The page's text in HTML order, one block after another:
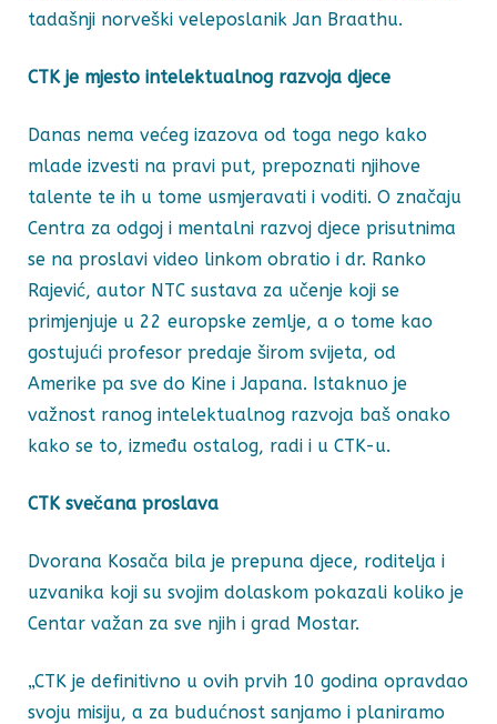
tadašnji norveški veleposlanik Jan Braathu.
CTK je mjesto intelektualnog razvoja djece
Danas nema većeg izazova od toga nego kako
mlade izvesti na pravi put, prepoznati njihove
talente te ih u tome usmjeravati i voditi. O značaju
Centra za odgoj i mentalni razvoj djece prisutnima
se na proslavi video linkom obratio i dr. Ranko
Rajević, autor NTC sustava za učenje koji se
primjenjuje u 22 europske zemlje, a o tome kao
gostujući profesor predaje širom svijeta, od
Amerike pa sve do Kine i Japana. Istaknuo je
važnost ranog intelektualnog razvoja baš onako
kako se to, između ostalog, radi i u CTK-u.
CTK svečana proslava
Dvorana Kosača bila je prepuna djece, roditelja i
uzvanika koji su svojim dolaskom pokazali koliko je
Centar važan za sve njih i grad Mostar.
„CTK je definitivno u ovih prvih 10 godina opravdao
svoju misiju, a za budućnost sanjamo i planiramo